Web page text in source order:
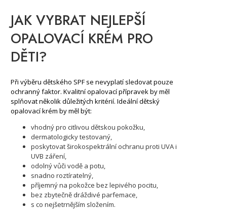
JAK VYBRAT NEJLEPŠÍ
OPALOVACÍ KRÉM PRO
DĚTI?
Při výběru dětského SPF se nevyplatí sledovat pouze
ochranný faktor. Kvalitní opalovací přípravek by měl
splňovat několik důležitých kritérií. Ideální dětský
opalovací krém by měl být:
vhodný pro citlivou dětskou pokožku,
dermatologicky testovaný,
poskytovat širokospektrální ochranu proti UVA i
UVB záření,
odolný vůči vodě a potu,
snadno roztíratelný,
příjemný na pokožce bez lepivého pocitu,
bez zbytečně dráždivé parfemace,
s co nejšetrnějším složením.